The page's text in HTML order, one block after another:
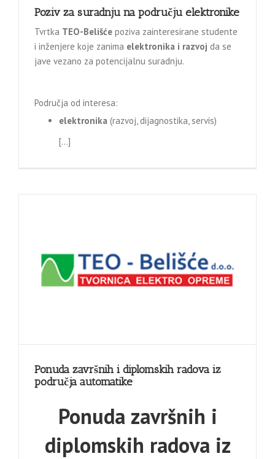
Poziv za suradnju na području elektronike
Tvrtka TEO-Belišće poziva zainteresirane studente
i inženjere koje zanima elektronika i razvoj da se
jave vezano za potencijalnu suradnju.
Područja od interesa:
elektronika (razvoj, dijagnostika, servis)
[…]
Ponuda završnih i diplomskih radova iz
područja automatike
Ponuda završnih i
diplomskih radova iz